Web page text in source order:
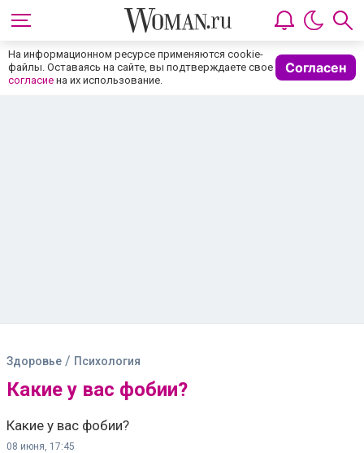
На информационном ресурсе применяются cookie-
файлы. Оставаясь на сайте, вы подтверждаете свое
согласие на их использование.
Согласен
Здоровье / Психология
Какие у вас фобии?
Какие у вас фобии?
08 июня, 17:45